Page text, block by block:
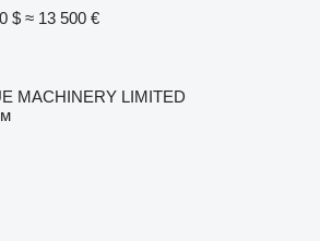
$ ≈ 13 500 €
MACHINERY LIMITED